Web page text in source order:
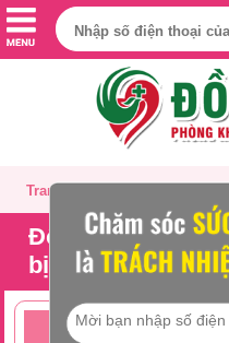
Trang chủ
Đốt viêm lộ
bị lại không?
TƯ VẤN ONLINE